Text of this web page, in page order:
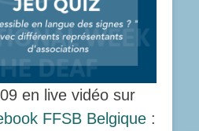
en live vidéo sur
FFSB Belgique :